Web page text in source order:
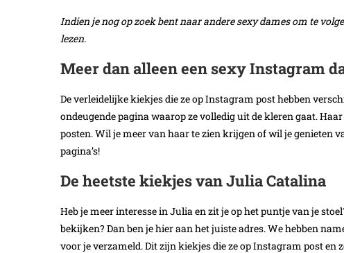
Indien je nog op zoek bent naar andere sexy dames om te
lezen.
Meer dan alleen een sexy Instagram
De verleidelijke kiekjes die ze op Instagram post hebben
ondeugende pagina waarop ze volledig uit de kleren gaat.
posten. Wil je meer van haar te zien krijgen of wil je genieten
pagina’s!
De heetste kiekjes van Julia Catalina
Heb je meer interesse in Julia en zit je op het puntje van je
bekijken? Dan ben je hier aan het juiste adres. We hebben
voor je verzameld. Dit zijn kiekjes die ze op Instagram post en